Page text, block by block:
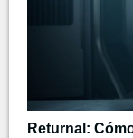
Returnal: